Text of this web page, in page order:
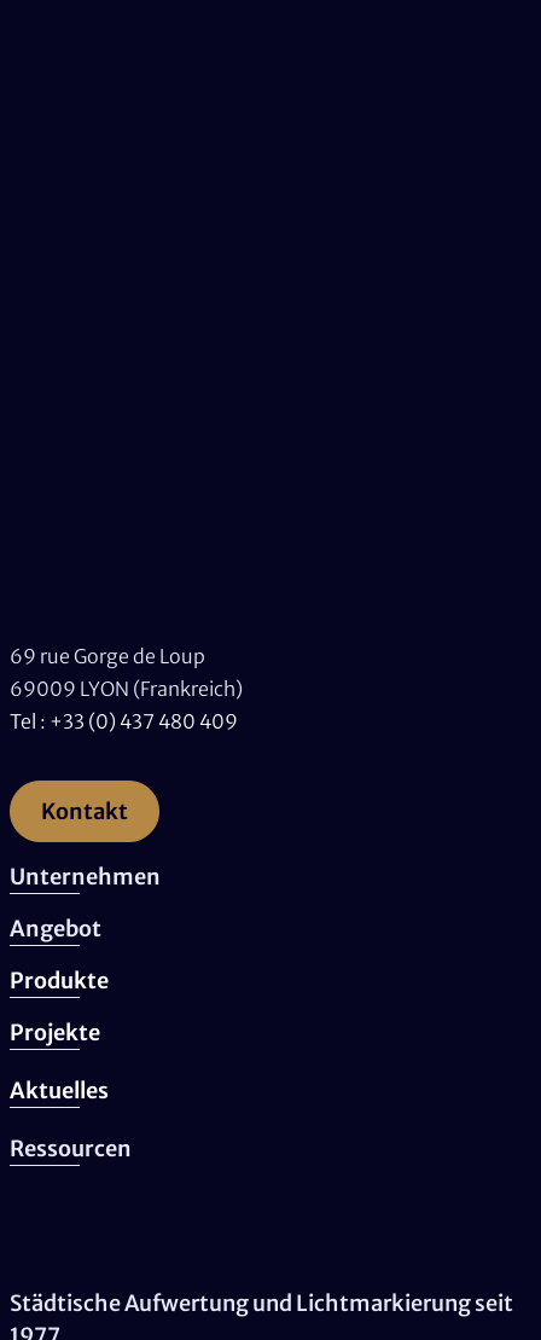
69 rue Gorge de Loup
69009 LYON (Frankreich)
Tel : +33 (0) 437 480 409
Kontakt
Unternehmen
Angebot
Produkte
Projekte
Aktuelles
Ressourcen
Städtische Aufwertung und Lichtmarkierung seit